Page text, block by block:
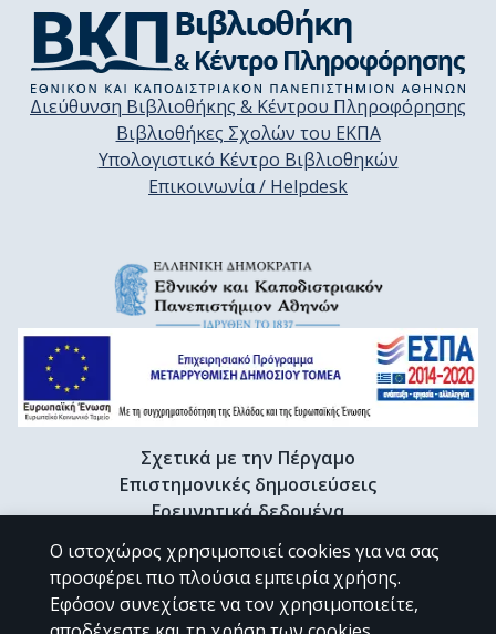
Διεύθυνση Βιβλιοθήκης & Κέντρου Πληροφόρησης
Βιβλιοθήκες Σχολών του ΕΚΠΑ
Υπολογιστικό Κέντρο Βιβλιοθηκών
Επικοινωνία / Helpdesk
Σχετικά με την Πέργαμο
Επιστημονικές δημοσιεύσεις
Ερευνητικά δεδομένα
Διδακτορικές διατριβές & Γκρίζα βιβλιογραφία
Προφίλ Ερευνητή
Ο ιστοχώρος χρησιμοποιεί cookies για να σας
προσφέρει πιο πλούσια εμπειρία χρήσης.
Εφόσον συνεχίσετε να τον χρησιμοποιείτε,